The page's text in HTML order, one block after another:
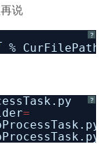
说
?
% CurFilePath)
?
=